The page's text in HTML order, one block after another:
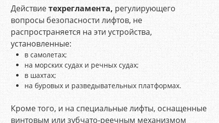
Действиетехрегламента, регулирующего
вопросы безопасности лифтов, не
распространяется на эти устройства,
установленные:
в самолетах;
на морских судах и речных судах;
в шахтах;
на буровых и разведывательных платформах.
Кроме того, и на специальные лифты, оснащенные
винтовым или зубчато-реечным механизмом